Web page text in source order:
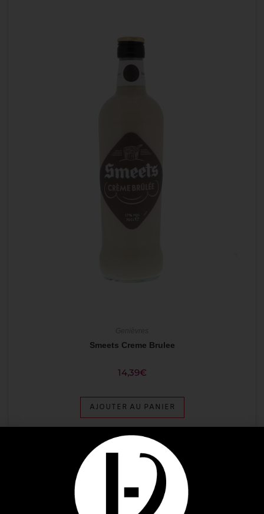
Smeets Creme Brulee
14,39€
AJOUTER AU PANIER